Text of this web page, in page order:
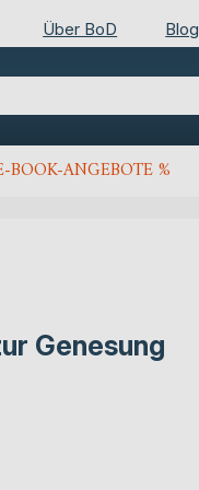
Über BoD Blog
BOOK-ANGEBOTE %
Genesung